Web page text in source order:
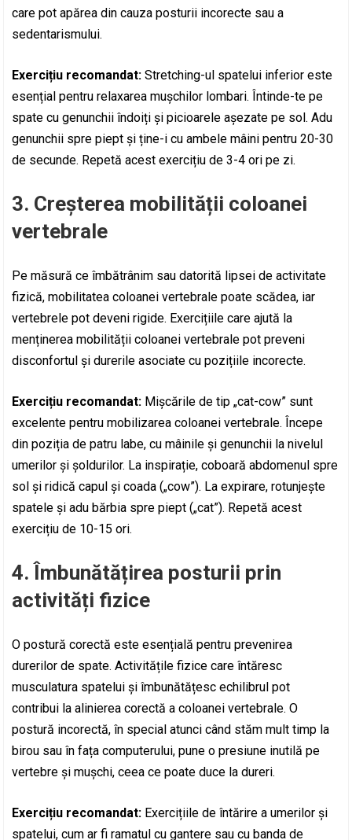
care pot apărea din cauza posturii incorecte sau a
sedentarismului.
Exercițiu recomandat: Stretching-ul spatelui inferior este
esențial pentru relaxarea mușchilor lombari. Întinde-te pe
spate cu genunchii îndoiți și picioarele așezate pe sol. Adu
genunchii spre piept și ține-i cu ambele mâini pentru 20-30
de secunde. Repetă acest exercițiu de 3-4 ori pe zi.
3. Creșterea mobilității coloanei
vertebrale
Pe măsură ce îmbătrânim sau datorită lipsei de activitate
fizică, mobilitatea coloanei vertebrale poate scădea, iar
vertebrele pot deveni rigide. Exercițiile care ajută la
menținerea mobilității coloanei vertebrale pot preveni
disconfortul și durerile asociate cu pozițiile incorecte.
Exercițiu recomandat: Mișcările de tip „cat-cow” sunt
excelente pentru mobilizarea coloanei vertebrale. Începe
din poziția de patru labe, cu mâinile și genunchii la nivelul
umerilor și șoldurilor. La inspirație, coboară abdomenul spre
sol și ridică capul și coada („cow”). La expirare, rotunjește
spatele și adu bărbia spre piept („cat”). Repetă acest
exercițiu de 10-15 ori.
4. Îmbunătățirea posturii prin
activități fizice
O postură corectă este esențială pentru prevenirea
durerilor de spate. Activitățile fizice care întăresc
musculatura spatelui și îmbunătățesc echilibrul pot
contribui la alinierea corectă a coloanei vertebrale. O
postură incorectă, în special atunci când stăm mult timp la
birou sau în fața computerului, pune o presiune inutilă pe
vertebre și mușchi, ceea ce poate duce la dureri.
Exercițiu recomandat: Exercițiile de întărire a umerilor și
spatelui, cum ar fi ramatul cu gantere sau cu banda de